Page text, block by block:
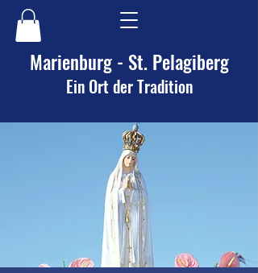
Marienburg - St. Pelagiberg
Ein Ort der Tradition